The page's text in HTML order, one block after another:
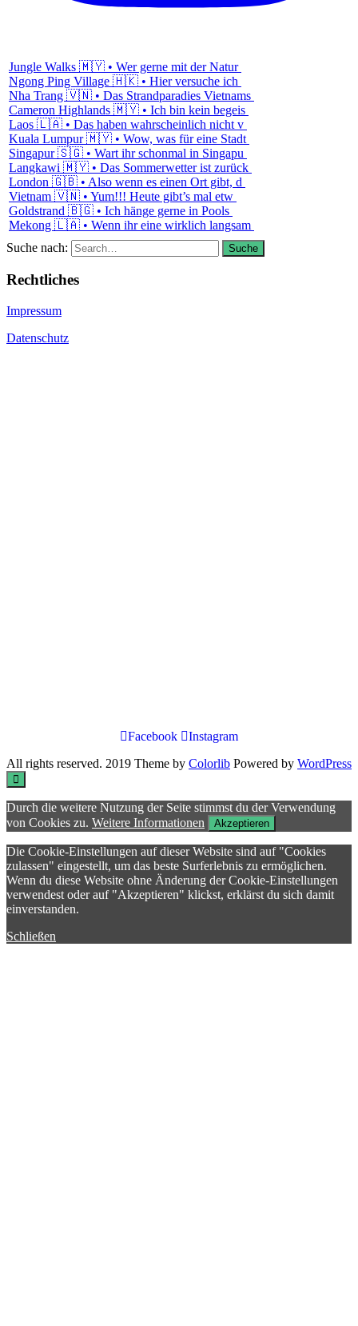
Jungle Walks 🇲🇾 • Wer gerne mit der Natur
Ngong Ping Village 🇭🇰 • Hier versuche ich
Nha Trang 🇻🇳 • Das Strandparadies Vietnams
Cameron Highlands 🇲🇾 • Ich bin kein begeis
Laos 🇱🇦 • Das haben wahrscheinlich nicht v
Kuala Lumpur 🇲🇾 • Wow, was für eine Stadt
Singapur 🇸🇬 • Wart ihr schonmal in Singapu
Langkawi 🇲🇾 • Das Sommerwetter ist zurück
London 🇬🇧 • Also wenn es einen Ort gibt, d
Vietnam 🇻🇳 • Yum!!! Heute gibt’s mal etw
Goldstrand 🇧🇬 • Ich hänge gerne in Pools
Mekong 🇱🇦 • Wenn ihr eine wirklich langsam
Suche nach:
Suche
Rechtliches
Impressum
Datenschutz
Facebook
Instagram
All rights reserved. 2019 Theme by Colorlib Powered by WordPress
Durch die weitere Nutzung der Seite stimmst du der Verwendung
von Cookies zu. Weitere Informationen Akzeptieren
Die Cookie-Einstellungen auf dieser Website sind auf "Cookies
zulassen" eingestellt, um das beste Surferlebnis zu ermöglichen.
Wenn du diese Website ohne Änderung der Cookie-Einstellungen
verwendest oder auf "Akzeptieren" klickst, erklärst du sich damit
einverstanden.
Schließen